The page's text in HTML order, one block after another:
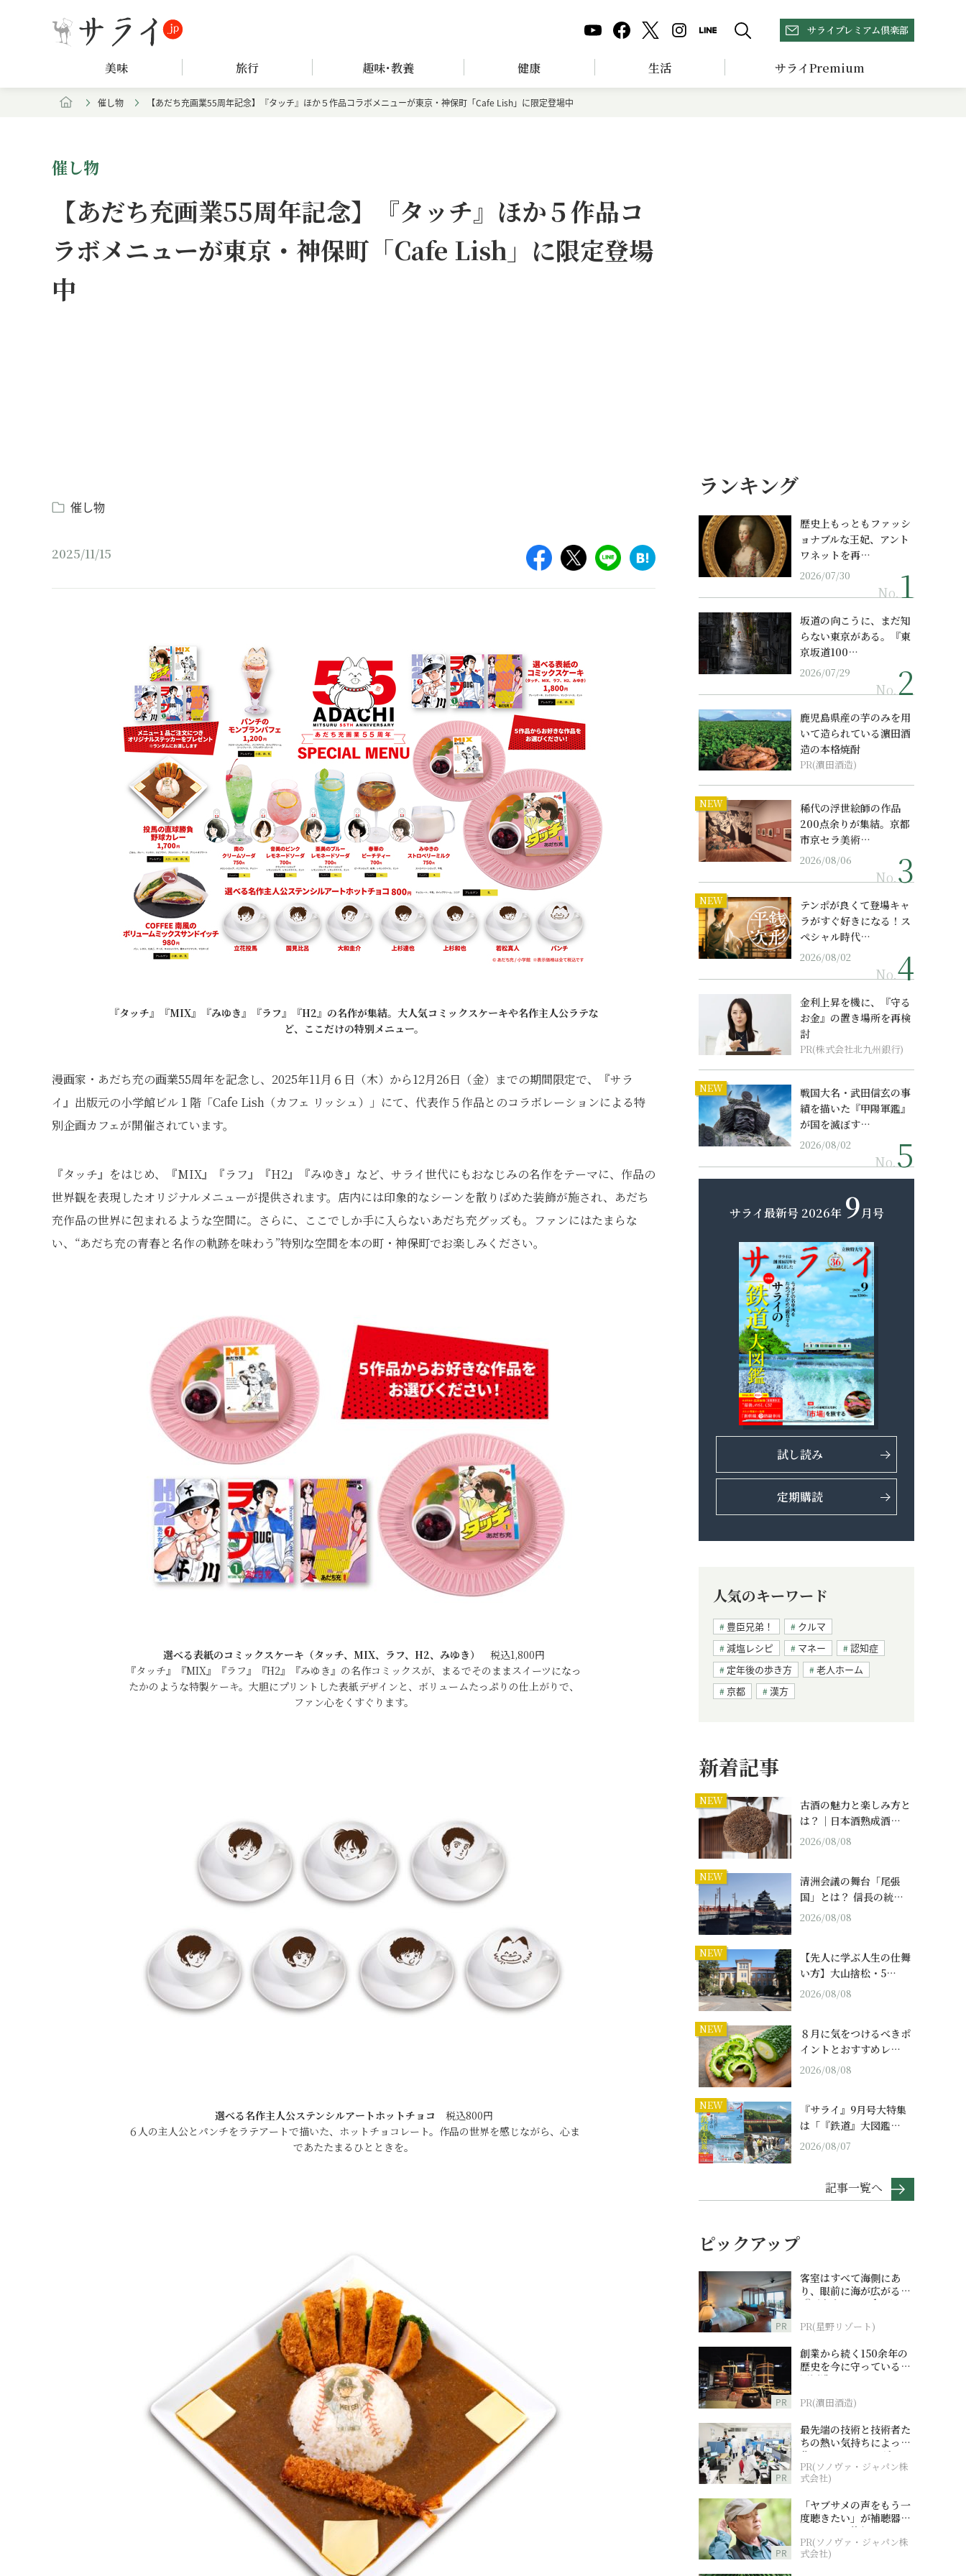
サライプレミアム倶楽部
美味 旅行 趣味･教養 健康 生活 サライPremium
催し物 【あだち充画業55周年記念】『タッチ』ほか５作品コラボメニューが東京・神保町「Cafe Lish」に限定登場中
催し物
【あだち充画業55周年記念】『タッチ』ほか５作品コ
ラボメニューが東京・神保町「Cafe Lish」に限定登場
中
催し物
2025/11/15
『タッチ』『MIX』『みゆき』『ラフ』『H2』の名作が集結。大人気コミックスケーキや名作主人公ラテな
ど、ここだけの特別メニュー。
漫画家・あだち充の画業55周年を記念し、2025年11月６日（木）から12月26日（金）までの期間限定で、『サラ
イ』出版元の小学館ビル１階「Cafe Lish（カフェ リッシュ）」にて、代表作５作品とのコラボレーションによる特
別企画カフェが開催されています。
『タッチ』をはじめ、『MIX』『ラフ』『H2』『みゆき』など、サライ世代にもおなじみの名作をテーマに、作品の
世界観を表現したオリジナルメニューが提供されます。店内には印象的なシーンを散りばめた装飾が施され、あだち
充作品の世界に包まれるような空間に。さらに、ここでしか手に入らないあだち充グッズも。ファンにはたまらな
い、“あだち充の青春と名作の軌跡を味わう”特別な空間を本の町・神保町でお楽しみください。
選べる表紙のコミックスケーキ（タッチ、MIX、ラフ、H2、みゆき）
税込1,800円
『タッチ』『MIX』『ラフ』『H2』『みゆき』の名作コミックスが、まるでそのままスイーツになっ
たかのような特製ケーキ。大胆にプリントした表紙デザインと、ボリュームたっぷりの仕上がりで、
ファン心をくすぐります。
選べる名作主人公ステンシルアートホットチョコ 税込800円
６人の主人公とパンチをラテアートで描いた、ホットチョコレート。作品の世界を感じながら、心ま
であたたまるひとときを。
ランキング
歴史上もっともファッシ
ョナブルな王妃、アント
ワネットを再…
2026/07/30
No.
坂道の向こうに、まだ知
らない東京がある。『東
京坂道100…
2026/07/29
No.
鹿児島県産の芋のみを用
いて造られている濵田酒
造の本格焼酎
PR(濵田酒造)
NEW
稀代の浮世絵師の作品
200点余りが集結。京都
市京セラ美術…
2026/08/06
No.
NEW
テンポが良くて登場キャ
ラがすぐ好きになる！ス
ペシャル時代…
2026/08/02
No.
金利上昇を機に、『守る
お金』の置き場所を再検
討
PR(株式会社北九州銀行)
NEW
戦国大名・武田信玄の事
績を描いた『甲陽軍鑑』
が国を滅ぼす…
2026/08/02
No.
サライ最新号 2026年 9月号
試し読み
定期購読
人気のキーワード
豊臣兄弟！
クルマ
減塩レシピ
マネー
認知症
定年後の歩き方
老人ホーム
京都
漢方
新着記事
NEW
古酒の魅力と楽しみ方と
は？｜日本酒熟成酒…
2026/08/08
NEW
清洲会議の舞台「尾張
国」とは？ 信長の統…
2026/08/08
NEW
【先人に学ぶ人生の仕舞
い方】大山捨松・5…
2026/08/08
NEW
８月に気をつけるべきポ
イントとおすすめレ…
2026/08/08
NEW
『サライ』9月号大特集
は「『鉄道』大図鑑…
2026/08/07
記事一覧へ
ピックアップ
PR
客室はすべて海側にあ
り、眼前に海が広がる
『西表島ホテル by 星野
PR(星野リゾート)
PR
創業から続く150余年の
歴史を今に守っている濵
田酒造
PR(濵田酒造)
PR
最先端の技術と技術者た
ちの熱い気持ちによって
作られているオーダーメ
イド補聴器
PR(ソノヴァ・ジャパン株
式会社)
PR
「ヤブサメの声をもう一
度聴きたい」が補聴器チ
ャレンジの後押しに
PR(ソノヴァ・ジャパン株
式会社)